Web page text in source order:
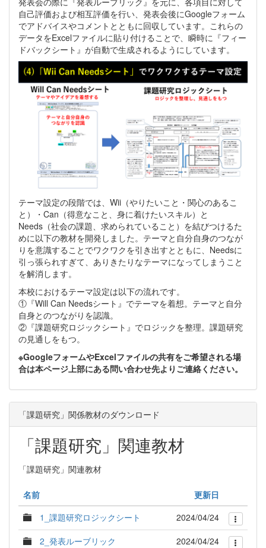
自己評価および相互評価を行い、発表会後にGoogleフォーム
でアドバイスやコメントとともに回収しています。これらの
データをExcelファイルに貼り付けることで、瞬時に『フィー
ドバックシート』が自動で生成されるようにしています。
テーマ設定の段階では、Wii（やりたいこと・関心のあるこ
と）・Can（得意なこと、身に着けたいスキル）と
Needs（社会の課題、求められていること）を結びつけるた
めに以下の教材を開発しました。テーマと自分自身のつなが
りを意識することでワクワクを引き出すとともに、Needsに
引っ張られすぎて、ありきたりなテーマになってしまうこと
を解消します。
本校におけるテーマ設定は以下の流れです。
①『Will Can Needsシート』でテーマを着想。テーマと自分
自身とのつながりを認識。
②『課題研究ロジックシート』でロジックを整理。課題研究
の見通しをもつ。
※GoogleフォームやExcelファイルの共有をご希望される場
合は本ページ上部にある問い合わせ先よりご連絡ください。
「課題研究」関係教材のダウンロード
「課題研究」関連教材
「課題研究」関連教材
名前
更新日
1_課題研究ロジックシート
2024/04/24
2_発表ルーブリック
2024/04/24